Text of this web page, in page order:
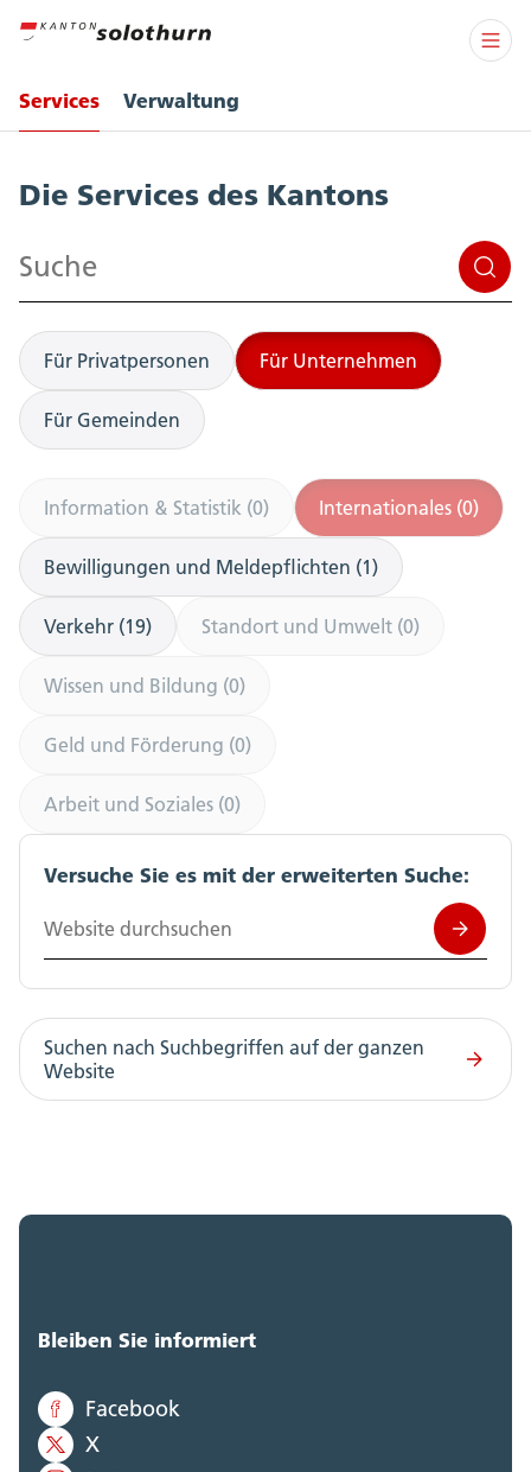
Services Verwaltung
Die Services des Kantons
Suchen
Für Privatpersonen Für Unternehmen
Für Gemeinden
Information & Statistik (0) Internationales (0)
Bewilligungen und Meldepflichten (1)
Verkehr (19) Standort und Umwelt (0)
Wissen und Bildung (0)
Geld und Förderung (0)
Arbeit und Soziales (0)
Versuche Sie es mit der erweiterten Suche:
Website durchsuchen
Suchen nach Suchbegriffen auf der ganzen
Website
Bleiben Sie informiert
Facebook
X